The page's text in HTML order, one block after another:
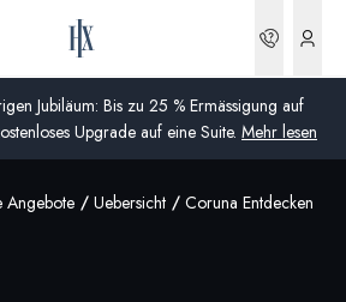
Jubiläum: Bis zu 25 % Ermässigung auf
Upgrade auf eine Suite. Mehr lesen
Angebote Uebersicht Coruna Entdecken